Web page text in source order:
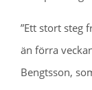
”Ett stort steg
än förra
Bengtsson,